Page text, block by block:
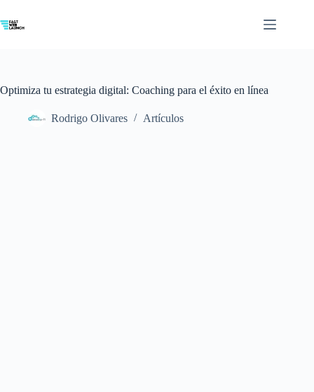
al
contenido
Optimiza tu estrategia digital: Coaching para el éxito en línea
Rodrigo Olivares Artículos